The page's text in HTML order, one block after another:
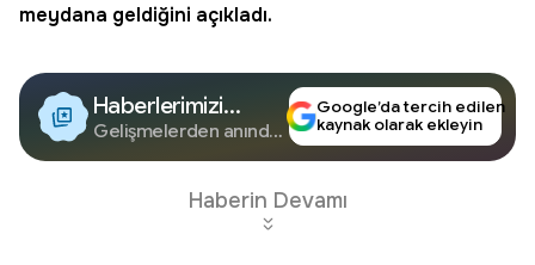
meydana geldiğini açıkladı.
Haberlerimizi
Google'da Takip
Edin
Gelişmelerden anında
Google’da tercih edilen
kaynak olarak ekleyin
Haberin Devamı